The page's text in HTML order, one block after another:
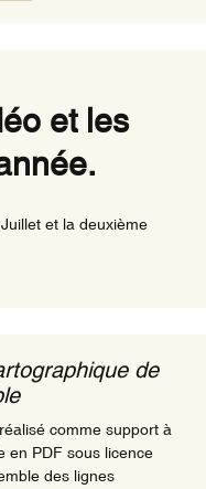
et les
et la deuxième
de
réalisé comme support à
en PDF sous licence
des lignes